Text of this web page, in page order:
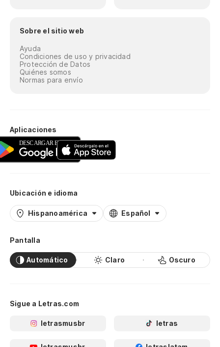
Sobre el sitio web
Ayuda
Condiciones de uso y privacidad
Protección de Datos
Quiénes somos
Normas para envío
Aplicaciones
Ubicación e idioma
Hispanoamérica Español
Pantalla
Automático Claro Oscuro
Sigue a Letras.com
letrasmusbr letras